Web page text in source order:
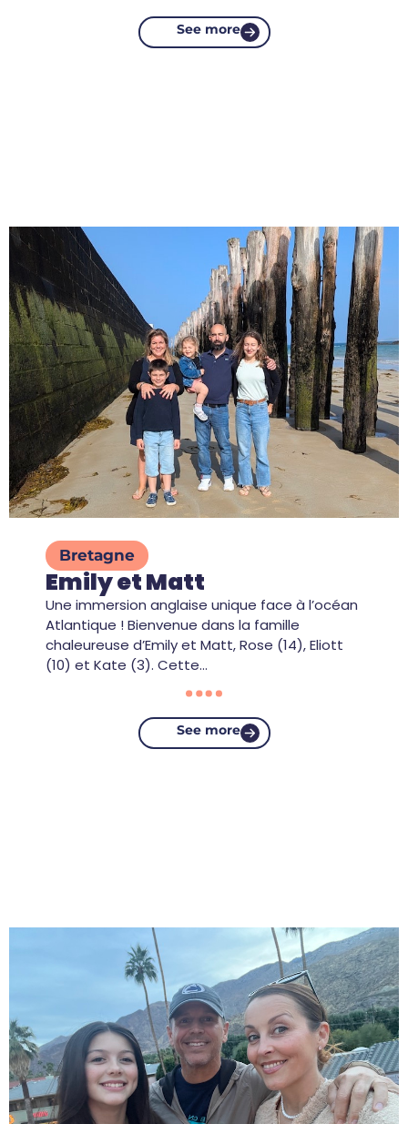
See more
Bretagne
Emily et Matt
Une immersion anglaise unique face à l’océan
Atlantique ! Bienvenue dans la famille
chaleureuse d’Emily et Matt, Rose (14), Eliott
(10) et Kate (3). Cette…
See more